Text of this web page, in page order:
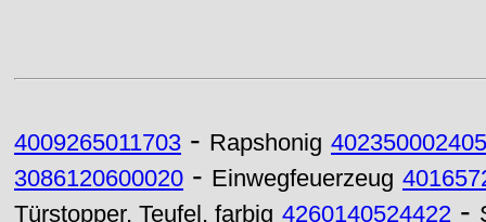
4009265011703 - Rapshonig
3086120600020 - Einwegfeuerzeug
Türstopper, Teufel, farbig 4260140524422 -